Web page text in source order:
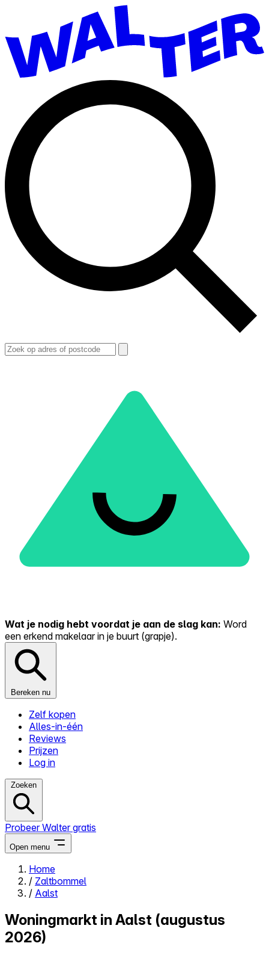
Wat je nodig hebt voordat je aan de slag kan: Word
een erkend makelaar in je buurt (grapje).
Bereken nu
Zelf kopen
Alles-in-één
Reviews
Prijzen
Log in
Zoeken
Probeer Walter gratis
Open menu
Close menu
Home
/ Zaltbommel
/ Aalst
Woningmarkt in Aalst (augustus
2026)